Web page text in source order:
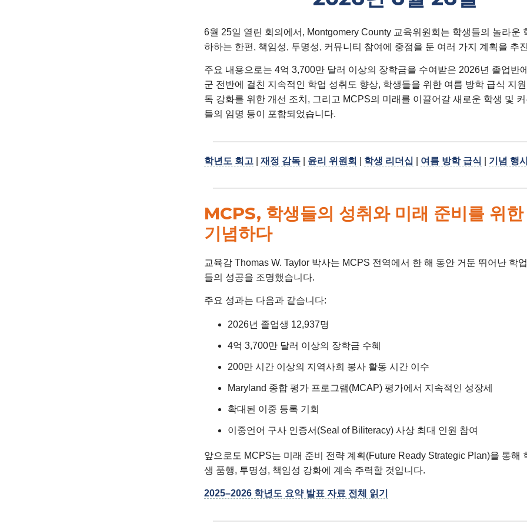
6월 25일 열린 회의에서, Montgomery County 교육위원회는 학생들의 놀라운
하하는 한편, 책임성, 투명성, 커뮤니티 참여에 중점을 둔 여러 가지 계획을 추
주요 내용으로는 4억 3,700만 달러 이상의 장학금을 수여받은 2026년 졸업반
군 전반에 걸친 지속적인 학업 성취도 향상, 학생들을 위한 여름 방학 급식 지
독 강화를 위한 개선 조치, 그리고 MCPS의 미래를 이끌어갈 새로운 학생 및
들의 임명 등이 포함되었습니다.
학년도 회고 재정 감독 윤리 위원회 학생 리더십 여름 방학 급식 기념 행
MCPS, 학생들의 성취와 미래 준비를 위
기념하다
교육감 Thomas W. Taylor 박사는 MCPS 전역에서 한 해 동안 거둔 뛰어난 학
들의 성공을 조명했습니다.
주요 성과는 다음과 같습니다:
2026년 졸업생 12,937명
4억 3,700만 달러 이상의 장학금 수혜
200만 시간 이상의 지역사회 봉사 활동 시간 이수
Maryland 종합 평가 프로그램(MCAP) 평가에서 지속적인 성장세
확대된 이중 등록 기회
이중언어 구사 인증서(Seal of Biliteracy) 사상 최대 인원 참여
앞으로도 MCPS는 미래 준비 전략 계획(Future Ready Strategic Plan)을 통해
생 품행, 투명성, 책임성 강화에 계속 주력할 것입니다.
2025–2026 학년도 요약 발표 자료 전체 읽기